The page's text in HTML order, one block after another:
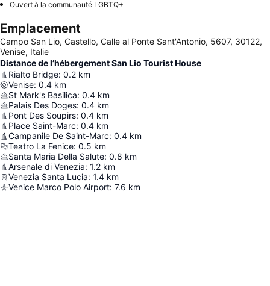
Ouvert à la communauté LGBTQ+
Emplacement
Campo San Lio, Castello, Calle al Ponte Sant'Antonio, 5607, 30122,
Venise, Italie
Distance de l’hébergement San Lio Tourist House
Rialto Bridge: 0.2 km
Venise: 0.4 km
St Mark's Basilica: 0.4 km
Palais Des Doges: 0.4 km
Pont Des Soupirs: 0.4 km
Place Saint-Marc: 0.4 km
Campanile De Saint-Marc: 0.4 km
Teatro La Fenice: 0.5 km
Santa Maria Della Salute: 0.8 km
Arsenale di Venezia: 1.2 km
Venezia Santa Lucia: 1.4 km
Venice Marco Polo Airport: 7.6 km